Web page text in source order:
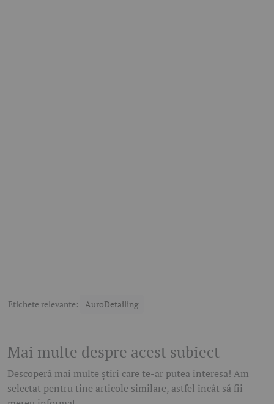
Etichete relevante: AuroDetailing
Mai multe despre acest subiect
Descoperă mai multe știri care te-ar putea interesa! Am
selectat pentru tine articole similare, astfel încât să fii